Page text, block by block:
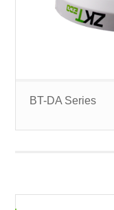
BT-DA Series